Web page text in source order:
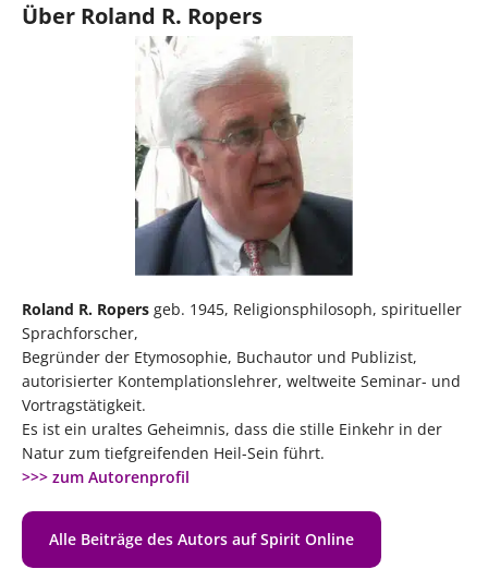
Über Roland R. Ropers
Roland R. Ropers geb. 1945, Religionsphilosoph, spiritueller
Sprachforscher,
Begründer der Etymosophie, Buchautor und Publizist,
autorisierter Kontemplationslehrer, weltweite Seminar- und
Vortragstätigkeit.
Es ist ein uraltes Geheimnis, dass die stille Einkehr in der
Natur zum tiefgreifenden Heil-Sein führt.
>>> zum Autorenprofil
Alle Beiträge des Autors auf Spirit Online